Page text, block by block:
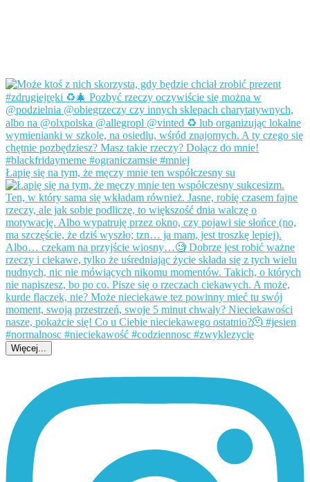
Łapię się na tym, że męczy mnie ten współczesny su
Więcej...